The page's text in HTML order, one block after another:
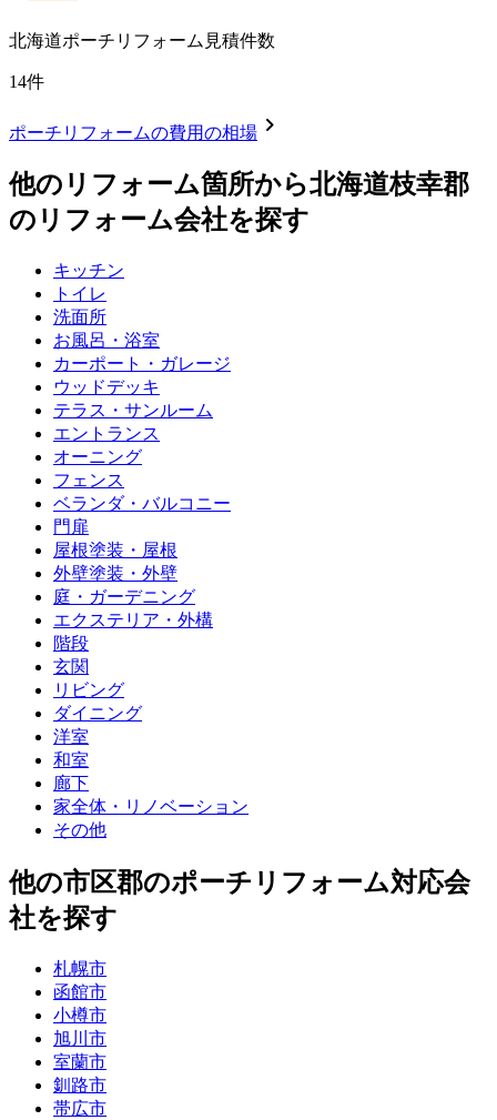
北海道ポーチリフォーム見積件数
14件
ポーチリフォームの費用の相場 chevron_right
他のリフォーム箇所から北海道枝幸郡
のリフォーム会社を探す
キッチン
トイレ
洗面所
お風呂・浴室
カーポート・ガレージ
ウッドデッキ
テラス・サンルーム
エントランス
オーニング
フェンス
ベランダ・バルコニー
門扉
屋根塗装・屋根
外壁塗装・外壁
庭・ガーデニング
エクステリア・外構
階段
玄関
リビング
ダイニング
洋室
和室
廊下
家全体・リノベーション
その他
他の市区郡のポーチリフォーム対応会
社を探す
札幌市
函館市
小樽市
旭川市
室蘭市
釧路市
帯広市